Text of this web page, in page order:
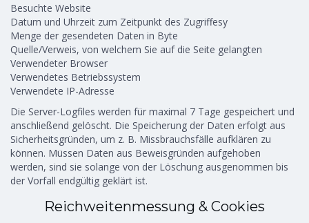
Besuchte Website
Datum und Uhrzeit zum Zeitpunkt des Zugriffesy
Menge der gesendeten Daten in Byte
Quelle/Verweis, von welchem Sie auf die Seite gelangten
Verwendeter Browser
Verwendetes Betriebssystem
Verwendete IP-Adresse
Die Server-Logfiles werden für maximal 7 Tage gespeichert und
anschließend gelöscht. Die Speicherung der Daten erfolgt aus
Sicherheitsgründen, um z. B. Missbrauchsfälle aufklären zu
können. Müssen Daten aus Beweisgründen aufgehoben
werden, sind sie solange von der Löschung ausgenommen bis
der Vorfall endgültig geklärt ist.
Reichweitenmessung & Cookies